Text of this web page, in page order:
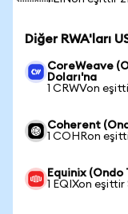
Diğer RWA'ları
CoreWeave
Doları'na
1 CRWVon
Coherent
1 COHRon
Equinix
1 EQIXon